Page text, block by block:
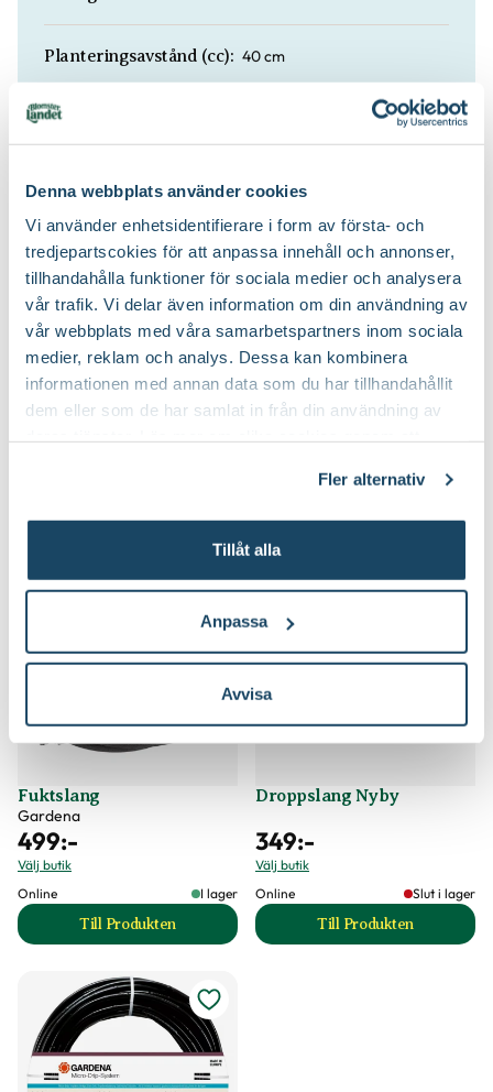
Denna webbplats använder cookies
Vi använder enhetsidentifierare i form av första- och
tredjepartscokies för att anpassa innehåll och annonser,
tillhandahålla funktioner för sociala medier och analysera
vår trafik. Vi delar även information om din användning av
vår webbplats med våra samarbetspartners inom sociala
medier, reklam och analys. Dessa kan kombinera
informationen med annan data som du har tillhandahållit
dem eller som de har samlat in från din användning av
Fler alternativ
Tillåt alla
Anpassa
Avvisa
Planteringsavstånd (cc): 40 cm
Jordmån: Mullrik jord, Näringsrik jord, Väldränerad jord
Jordprodukter: Planteringsjord
Beskärningssätt:
Gallra ut äldre grenar på olika höjder,
Lämpar sig för formklippning
Beskärningstid:
Efter blomning, Juli-september (JAS-
perioden), På hösten, På vårvintern
Speciell tålighet: Blåsiga, öppna lägen, Stadsklimat
Köp till för ett lyckat resultat
Fuktslang
Gardena
499:-
Välj butik
Online
I lager
Till Produkten
till Fuktslang produktsida
Droppslang Nyby
349:-
Välj butik
Online
Slut i lager
Till Produkten
till Droppslang